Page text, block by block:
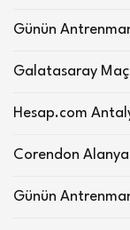
Günün
Galatasaray Maçı
Hesap.com
Corendon
Günün